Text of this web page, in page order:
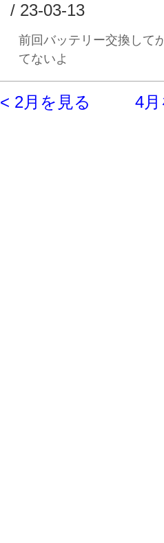
/ 23-03-13
前回バッテリー交換して
てないよ
< 2月を見る 4